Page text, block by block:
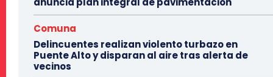
Comuna
Delincuentes realizan violento turbazo en
Puente Alto y disparan al aire tras alerta de
vecinos